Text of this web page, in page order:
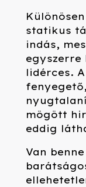
statikus
indás,
lidérces.
mögött
eddig
Van